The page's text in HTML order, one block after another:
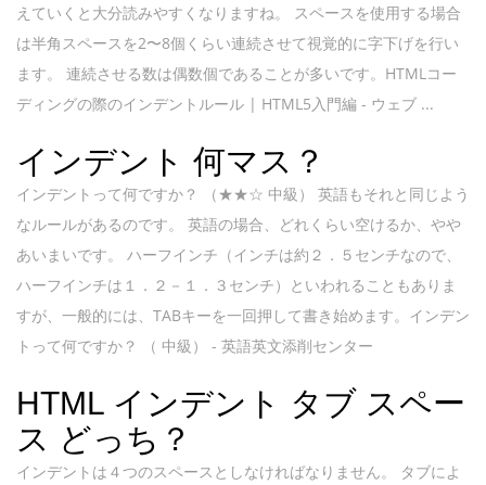
えていくと大分読みやすくなりますね。 スペースを使用する場合
は半角スペースを2〜8個くらい連続させて視覚的に字下げを行い
ます。 連続させる数は偶数個であることが多いです。HTMLコー
ディングの際のインデントルール | HTML5入門編 - ウェブ ...
インデント 何マス？
インデントって何ですか？ （★★☆ 中級） 英語もそれと同じよう
なルールがあるのです。 英語の場合、どれくらい空けるか、やや
あいまいです。 ハーフインチ（インチは約２．５センチなので、
ハーフインチは１．２－１．３センチ）といわれることもありま
すが、一般的には、TABキーを一回押して書き始めます。インデン
トって何ですか？ （ 中級） - 英語英文添削センター
HTML インデント タブ スペー
ス どっち？
インデントは４つのスペースとしなければなりません。 タブによ